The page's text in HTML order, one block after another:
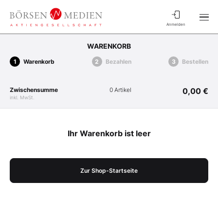
Anmelden
WARENKORB
Warenkorb Bezahlen Bestellen
Zwischensumme
inkl. MwSt.
0 Artikel 0,00 €
Ihr Warenkorb ist leer
Zur Shop-Startseite